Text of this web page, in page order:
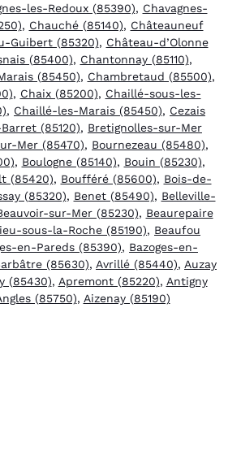
les-Redoux (85390), Chavagnes-
, Chauché (85140), Châteauneuf
Guibert (85320), Château-d’Olonne
(85400), Chantonnay (85110),
(85450), Chambretaud (85500),
, Chaix (85200), Chaillé-sous-les-
, Chaillé-les-Marais (85450), Cezais
(85120), Bretignolles-sur-Mer
Mer (85470), Bournezeau (85480),
, Boulogne (85140), Bouin (85230),
(85420), Boufféré (85600), Bois-de-
(85320), Benet (85490), Belleville-
sur-Mer (85230), Beaurepaire
sous-la-Roche (85190), Beaufou
en-Pareds (85390), Bazoges-en-
(85630), Avrillé (85440), Auzay
(85430), Apremont (85220), Antigny
(85750), Aizenay (85190)